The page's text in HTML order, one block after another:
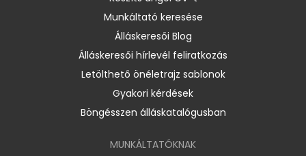
Munkáltató keresése
Álláskeresői Blog
Álláskeresői hírlevél feliratkozás
Letölthető önéletrajz sablonok
Gyakori kérdések
Böngésszen álláskatalógusban
MUNKÁLTATÓKNAK